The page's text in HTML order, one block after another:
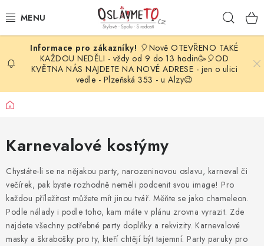
na
OSLAVA NAROZENIN
STYLOVÁ PARTY
KARNEVALOVÉ KOSTÝMY
PARTY STOLOVÁNÍ
SVATEBNÍ DOPLŇKY
🎈Nově OTEVŘENO TAKÉ
KAŽDOU NEDĚLI - vždy od 9 do 13 hodin🥳🎈OD
KVĚTNA NÁS NAJDETE NA NOVÉ ADRESE - jen o ulici
vedle - Plzeňská 353 - u Alzy😉
Domů
Karnevalové kostýmy
Chystáte-li se na nějakou party, narozeninovou oslavu, karneval či
večírek, pak byste rozhodně neměli podcenit svou image! Pro
každou příležitost můžete mít jinou tvář. Měňte se jako chameleon.
Podle nálady i podle toho, kam máte v plánu zrovna vyrazit. Zde
najdete všechny potřebné party doplňky a rekvizity. Karnevalové
masky a škrabošky pro ty, kteří chtějí být tajemní. Party paruky pro